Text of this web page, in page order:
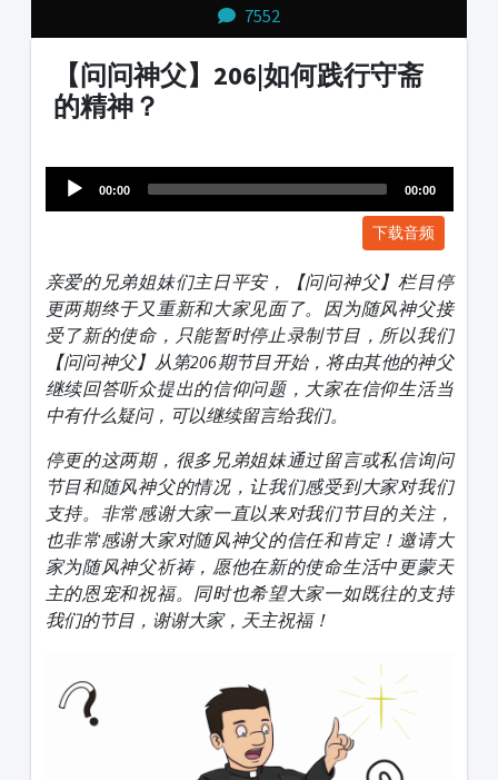
7552
【问问神父】206|如何践行守斋
的精神？
Player
00:00 00:00
下载音频
亲爱的兄弟姐妹们主日平安，【问问神父】栏目停
更两期终于又重新和大家见面了。因为随风神父接
受了新的使命，只能暂时停止录制节目，所以我们
【问问神父】从第206期节目开始，将由其他的神父
继续回答听众提出的信仰问题，大家在信仰生活当
中有什么疑问，可以继续留言给我们。
停更的这两期，很多兄弟姐妹通过留言或私信询问
节目和随风神父的情况，让我们感受到大家对我们
支持。非常感谢大家一直以来对我们节目的关注，
也非常感谢大家对随风神父的信任和肯定！邀请大
家为随风神父祈祷，愿他在新的使命生活中更蒙天
主的恩宠和祝福。同时也希望大家一如既往的支持
我们的节目，谢谢大家，天主祝福！